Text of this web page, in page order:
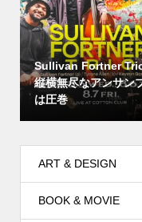
Sullivan Fortner
縦横無尽なアンサン
は圧巻
ART & DESIGN
BOOK & MOVIE